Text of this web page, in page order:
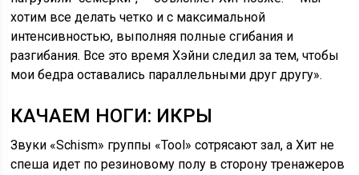
хотим все делать четко и с максимальной
интенсивностью, выполняя полные сгибания и
разгибания. Все это время Хэйни следил за тем, чтобы
мои бедра оставались параллельными друг другу».
КАЧАЕМ НОГИ: ИКРЫ
Звуки «Schism» группы «Tool» сотрясают зал, а Хит не
спеша идет по резиновому полу в сторону тренажеров